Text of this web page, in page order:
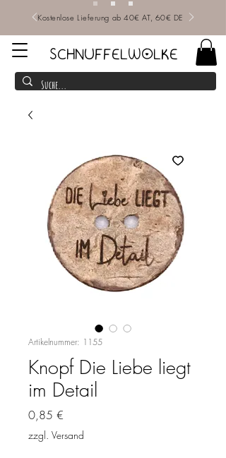
Kostenlose Lieferung ab 40€ AT, 60€ DE
SCHNUFFELWOLKE
Artikelnummer: 1155
Knopf Die Liebe liegt
im Detail
0,85 €
zzgl. Versand